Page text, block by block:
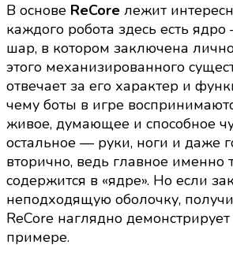
В основе ReCore лежит
каждого робота здесь есть
шар, в котором заключена
этого механизированного
отвечает за его характер и
чему боты в игре
живое, думающее и способное
остальное — руки, ноги и даже
вторично, ведь главное именно
содержится в «ядре». Но если
неподходящую оболочку,
ReCore наглядно
примере.